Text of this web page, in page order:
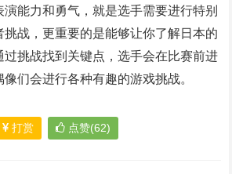
能力和勇气，就是选手需要进行特别
挑战，更重要的是能够让你了解日本的
过挑战找到关键点，选手会在比赛前进
们会进行各种有趣的游戏挑战。
打赏 点赞(62)